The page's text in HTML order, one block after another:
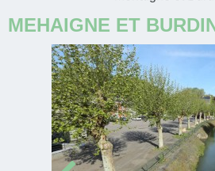
MEHAIGNE ET
Prev